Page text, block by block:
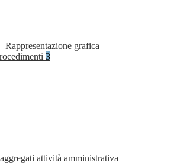
Rappresentazione grafica
3
attività amministrativa